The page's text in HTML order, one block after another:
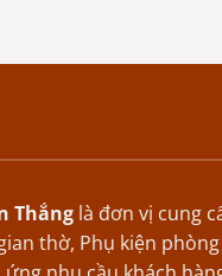
Thắnglà đơn vị cung
thờ, Phụ kiện